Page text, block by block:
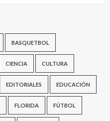
BASQUETBOL
CIENCIA CULTURA
EDITORIALES EDUCACIÓN
FLORIDA FÚTBOL